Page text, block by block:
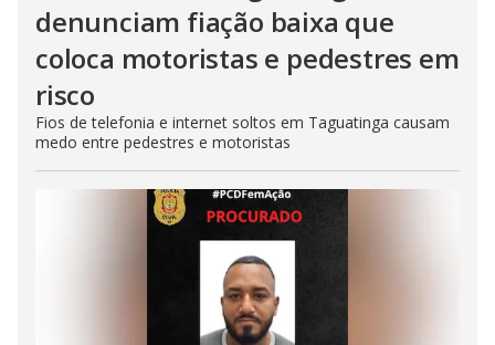
denunciam fiação baixa que
coloca motoristas e pedestres em
risco
Fios de telefonia e internet soltos em Taguatinga causam
medo entre pedestres e motoristas